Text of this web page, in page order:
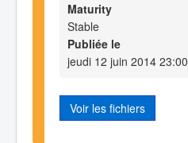
Maturity
Stable
Publiée le
jeudi 12 juin 2014 23:00
Voir les fichiers